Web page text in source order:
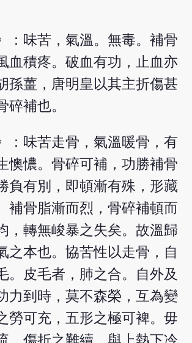
：味苦，氣溫。無毒。補骨
血積疼。破血有功，止血亦
孫薑，唐明皇以其主折傷甚
碎補也。
：味苦走骨，氣溫暖骨，有
懊憹。骨碎可補，功勝補骨
負有別，即頓漸有殊，形藏
補骨脂漸而烈，骨碎補頓而
，轉無峻暴之失矣。故溫歸
之本也。協苦性以走骨，自
。皮毛者，肺之合。自外及
力到時，莫不森榮，互為變
勞可充，五形之極可裨。毋